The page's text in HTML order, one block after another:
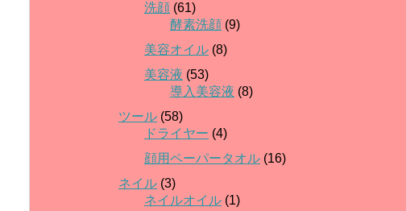
洗顔 (61)
酵素洗顔 (9)
美容オイル (8)
美容液 (53)
導入美容液 (8)
ツール (58)
ドライヤー (4)
顔用ペーパータオル (16)
ネイル (3)
ネイルオイル (1)